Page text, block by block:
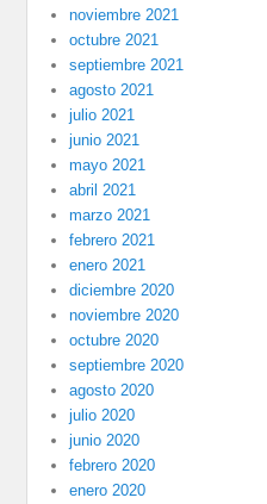
noviembre 2021
octubre 2021
septiembre 2021
agosto 2021
julio 2021
junio 2021
mayo 2021
abril 2021
marzo 2021
febrero 2021
enero 2021
diciembre 2020
noviembre 2020
octubre 2020
septiembre 2020
agosto 2020
julio 2020
junio 2020
febrero 2020
enero 2020